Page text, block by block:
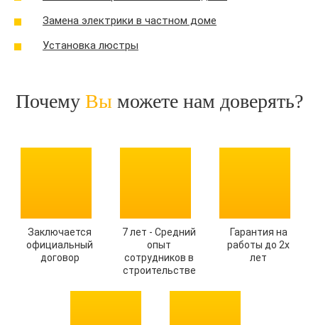
Замена электрики в частном доме
Установка люстры
Почему Выможете нам доверять?
Заключается
официальный
договор
7 лет - Средний
опыт
сотрудников в
строительстве
Гарантия на
работы до 2х
лет